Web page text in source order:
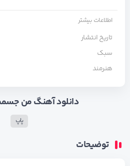
اطلاعات بیشتر
تاریخ انتشار
سبک
هنرمند
دانلود آهنگ من
پاپ
توضیحات